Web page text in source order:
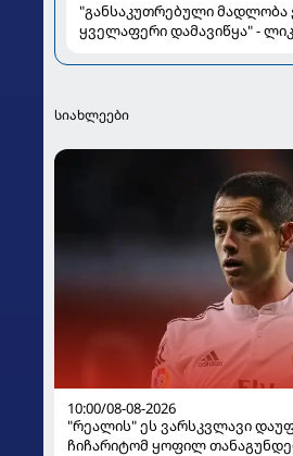
"განსაკუთრებული მადლობა
ყველაფერი დამავიწყა" -
სიახლეები
10:00/08-08-2026
"რეალის" ეს ვარსკვლავი
ჩიჩარიტომ ყოფილ